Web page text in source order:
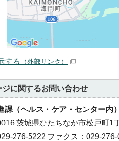
する （外部リンク）
ジに関するお問い合わせ
課（ヘルス・ケア・センター内
茨城県ひたちなか市松戸町1
276-5222 ファクス：029-276-